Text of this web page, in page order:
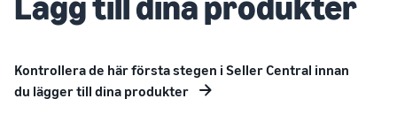
Kontrollera de här första stegen i Seller Central innan
du lägger till dina produkter